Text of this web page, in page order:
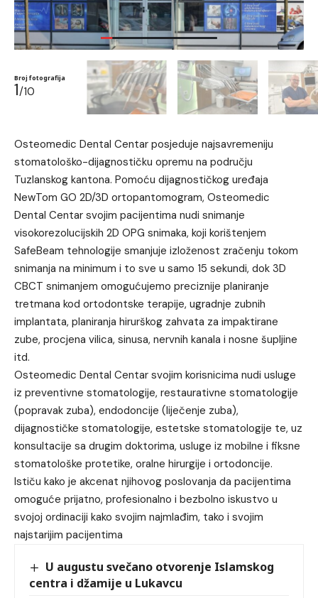
Broj fotografija
1/10
Osteomedic Dental Centar posjeduje najsavremeniju
stomatološko-dijagnostičku opremu na području
Tuzlanskog kantona. Pomoću dijagnostičkog uređaja
NewTom GO 2D/3D ortopantomogram, Osteomedic
Dental Centar svojim pacijentima nudi snimanje
visokorezolucijskih 2D OPG snimaka, koji korištenjem
SafeBeam tehnologije smanjuje izloženost zračenju tokom
snimanja na minimum i to sve u samo 15 sekundi, dok 3D
CBCT snimanjem omogućujemo preciznije planiranje
tretmana kod ortodontske terapije, ugradnje zubnih
implantata, planiranja hirurškog zahvata za impaktirane
zube, procjena vilica, sinusa, nervnih kanala i nosne šupljine
itd.
Osteomedic Dental Centar svojim korisnicima nudi usluge
iz preventivne stomatologije, restaurativne stomatologije
(popravak zuba), endodoncije (liječenje zuba),
dijagnostičke stomatologije, estetske stomatologije te, uz
konsultacije sa drugim doktorima, usluge iz mobilne i fiksne
stomatološke protetike, oralne hirurgije i ortodoncije.
Ističu kako je akcenat njihovog poslovanja da pacijentima
omoguće prijatno, profesionalno i bezbolno iskustvo u
svojoj ordinaciji kako svojim najmlađim, tako i svojim
najstarijim pacijentima
U augustu svečano otvorenje Islamskog
centra i džamije u Lukavcu